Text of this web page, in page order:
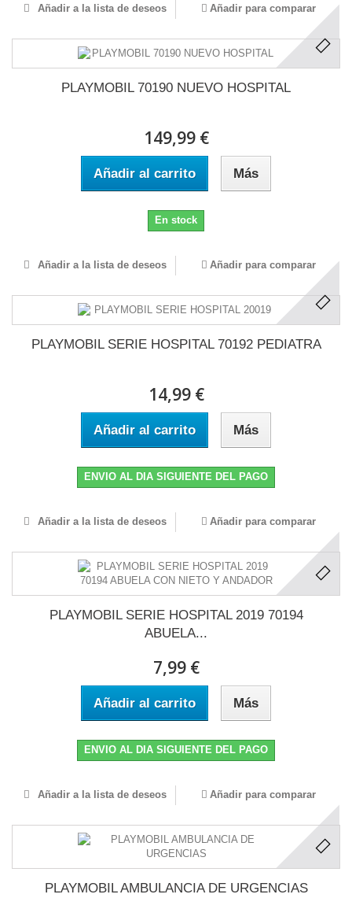
Añadir a la lista de deseos Añadir para comparar
PLAYMOBIL 70190 NUEVO HOSPITAL
149,99 €
Añadir al carrito Más
En stock
Añadir a la lista de deseos Añadir para comparar
PLAYMOBIL SERIE HOSPITAL 70192 PEDIATRA
14,99 €
Añadir al carrito Más
ENVIO AL DIA SIGUIENTE DEL PAGO
Añadir a la lista de deseos Añadir para comparar
PLAYMOBIL SERIE HOSPITAL 2019 70194
ABUELA...
7,99 €
Añadir al carrito Más
ENVIO AL DIA SIGUIENTE DEL PAGO
Añadir a la lista de deseos Añadir para comparar
PLAYMOBIL AMBULANCIA DE URGENCIAS